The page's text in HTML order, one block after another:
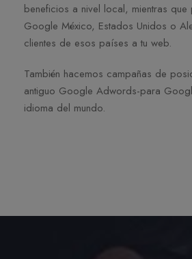
beneficios a nivel local, mientras que
Google México, Estados Unidos o
clientes de esos países a tu web.
También hacemos campañas de
antiguo Google Adwords-para
idioma del mundo.